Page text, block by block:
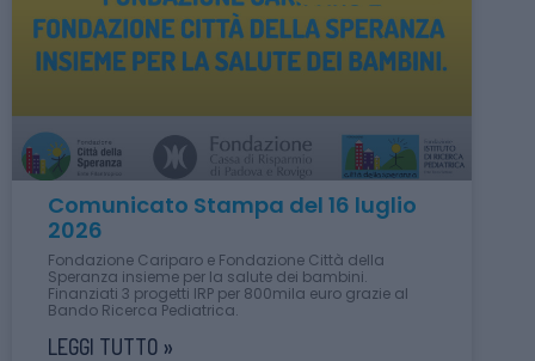
Comunicato Stampa del 16 luglio
2026
Fondazione Cariparo e Fondazione Città della
Speranza insieme per la salute dei bambini.
Finanziati 3 progetti IRP per 800mila euro grazie al
Bando Ricerca Pediatrica.
LEGGI TUTTO »